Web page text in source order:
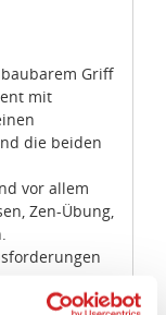
Griff
mit
die beiden
vor allem
Zen-Übung,
Tricks und